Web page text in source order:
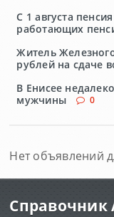
С 1 августа
работающих
Житель
рублей на сдаче
В Енисее
мужчины
0
Нет объявлений
Справочник